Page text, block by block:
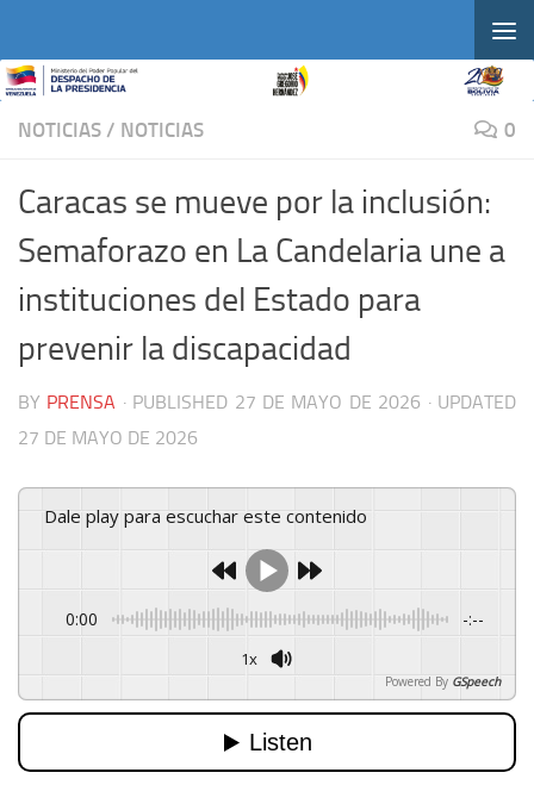
NOTICIAS / NOTICIAS 0
Caracas se mueve por la inclusión:
Semaforazo en La Candelaria une a
instituciones del Estado para
prevenir la discapacidad
BY PRENSA · PUBLISHED 27 DE MAYO DE 2026 · UPDATED
27 DE MAYO DE 2026
Dale play para escuchar este contenido
0:00 -:--
1x
Powered By GSpeech